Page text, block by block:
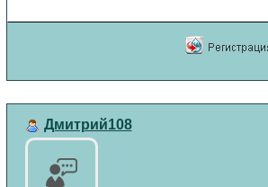
Дмитрий108